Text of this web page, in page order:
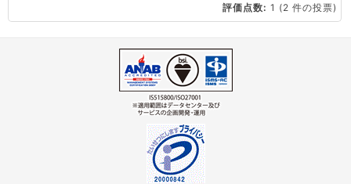
評価点数: 1 (2 件の投票)